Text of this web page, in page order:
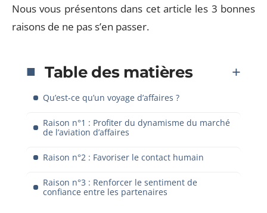
Nous vous présentons dans cet article les 3 bonnes
raisons de ne pas s’en passer.
Table des matières
Qu’est-ce qu’un voyage d’affaires ?
Raison n°1 : Profiter du dynamisme du marché
de l’aviation d’affaires
Raison n°2 : Favoriser le contact humain
Raison n°3 : Renforcer le sentiment de
confiance entre les partenaires